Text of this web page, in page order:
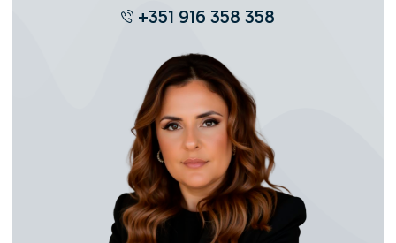
+351 916 358 358